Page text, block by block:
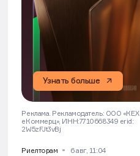
Узнать больше
Реклама. Рекламодатель: ООО «КЕХ
еКоммерц», ИНН:7710668349 erid:
2W5zFJt3vBj
Риелторам 6 авг, 11:04